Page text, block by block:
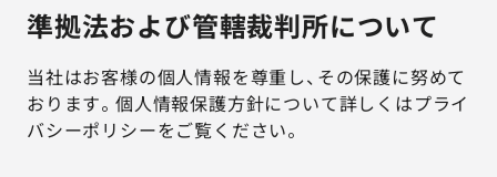
準拠法および管轄裁判所について
当社はお客様の個人情報を尊重し、その保護に努めて
おります。個人情報保護方針について詳しくはプライ
バシーポリシーをご覧ください。